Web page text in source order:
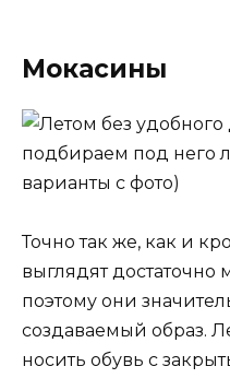
Мокасины
Точно так же, как и
выглядят
поэтому они
создаваемый образ.
носить обувь с